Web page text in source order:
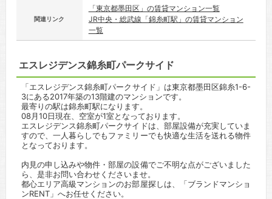
関連リンク
「東京都墨田区」の賃貸マンション一覧
JR中央・総武線「錦糸町駅」の賃貸マンション
一覧
エスレジデンス錦糸町パークサイド
「エスレジデンス錦糸町パークサイド」は東京都墨田区錦糸1-6-
3にある2017年築の13階建のマンションです。
最寄りの駅は錦糸町駅になります。
08月10日現在、空室が1室となっております。
エスレジデンス錦糸町パークサイドは、部屋設備が充実していま
すので、一人暮らしでもファミリーでも快適な生活を送れる物件
となっております。
内見の申し込みや物件・部屋の設備でご不明な点がございました
ら、是非お問い合わせくださいませ。
都心エリア高級マンションのお部屋探しは、「ブランドマンショ
ンRENT」へお任せください。